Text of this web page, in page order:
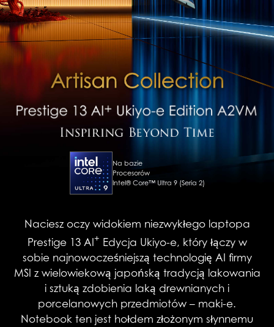
Na bazie
Procesorów
Intel® Core™ Ultra 9 (Seria 2)
Naciesz oczy widokiem niezwykłego laptopa
Prestige 13 AI+ Edycja Ukiyo-e, który łączy w
sobie najnowocześniejszą technologię AI firmy
MSI z wielowiekową japońską tradycją lakowania
i sztuką zdobienia laką drewnianych i
porcelanowych przedmiotów – maki-e.
Notebook ten jest hołdem złożonym słynnemu